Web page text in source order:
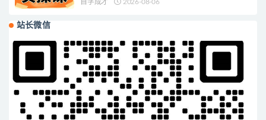
自学成才 2026-08-06
站长微信